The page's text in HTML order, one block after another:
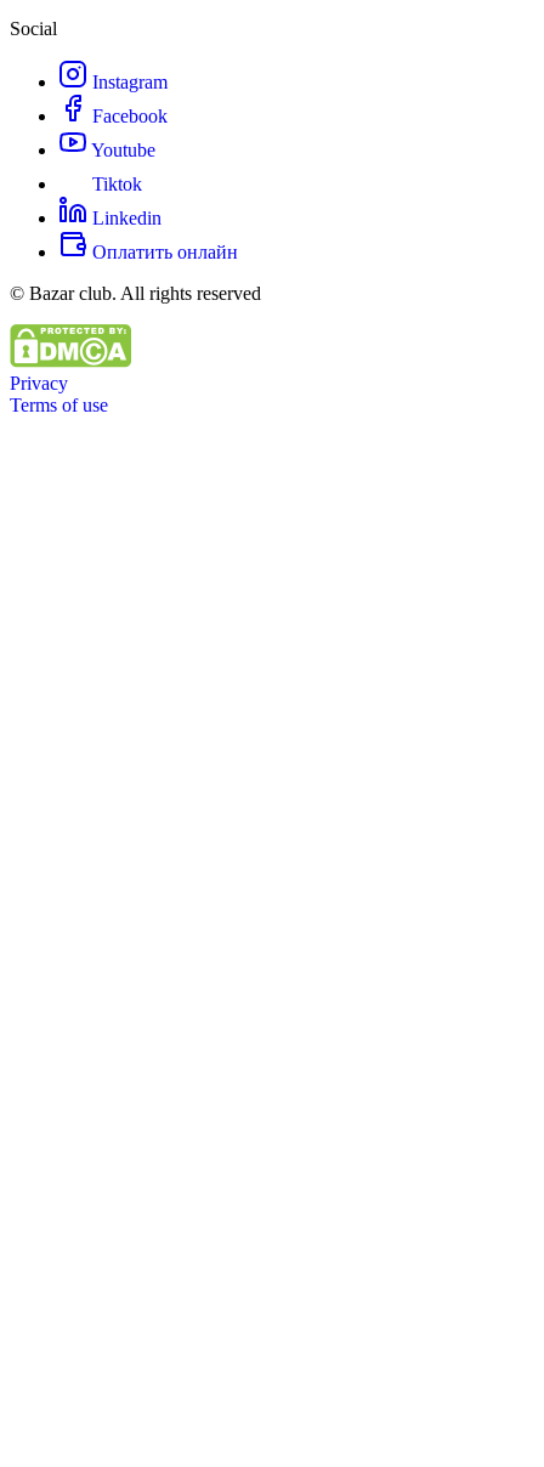
Social
Instagram
Facebook
Youtube
Tiktok
Linkedin
Оплатить онлайн
© Bazar club. All rights reserved
Privacy
Terms of use